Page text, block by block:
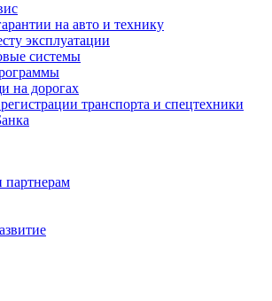
на авто и технику
эксплуатации
системы
на дорогах
транспорта и спецтехники
партнерам